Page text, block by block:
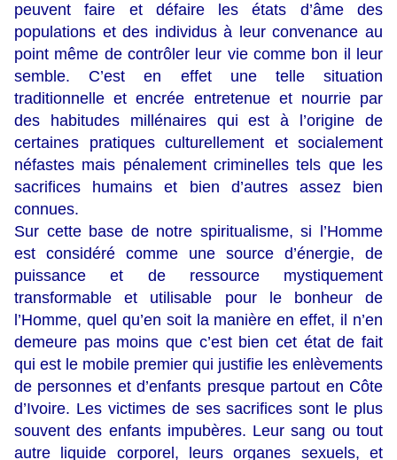
peuvent faire et défaire les états d’âme des
populations et des individus à leur convenance au
point même de contrôler leur vie comme bon il leur
semble. C’est en effet une telle situation
traditionnelle et encrée entretenue et nourrie par
des habitudes millénaires qui est à l’origine de
certaines pratiques culturellement et socialement
néfastes mais pénalement criminelles tels que les
sacrifices humains et bien d’autres assez bien
connues.
Sur cette base de notre spiritualisme, si l’Homme
est considéré comme une source d’énergie, de
puissance et de ressource mystiquement
transformable et utilisable pour le bonheur de
l’Homme, quel qu’en soit la manière en effet, il n’en
demeure pas moins que c’est bien cet état de fait
qui est le mobile premier qui justifie les enlèvements
de personnes et d’enfants presque partout en Côte
d’Ivoire. Les victimes de ses sacrifices sont le plus
souvent des enfants impubères. Leur sang ou tout
autre liquide corporel, leurs organes sexuels, et